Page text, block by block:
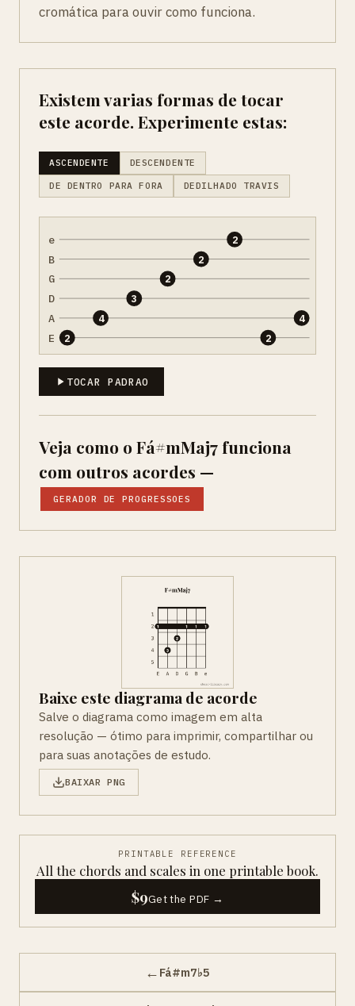
cromática para ouvir como funciona.
Existem varias formas de tocar
este acorde. Experimente estas:
ASCENDENTE DESCENDENTE
DE DENTRO PARA FORA DEDILHADO TRAVIS
e
B
G
D
A
E
2
4
3
2
2
2
2
4
TOCAR PADRAO
Veja como o Fá#mMaj7 funciona
com outros acordes —
GERADOR DE PROGRESSOES
Baixe este diagrama de acorde
Salve o diagrama como imagem em alta
resolução — ótimo para imprimir, compartilhar ou
para suas anotações de estudo.
BAIXAR PNG
PRINTABLE REFERENCE
All the chords and scales in one printable book.
$9Get the PDF →
← Fá#m7♭5